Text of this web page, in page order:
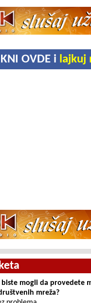
Crveni meteo alarm za
Srbije: U Vranju cisterna
pijaćom vodom u centru
prestižne nagrade 65.
Dragačevskog sabora
OVDE i lajkuj
biste mogli da provedete
mreža?